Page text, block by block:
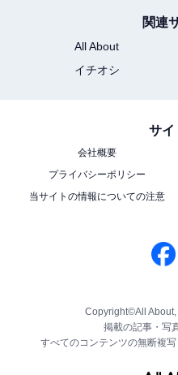
関連
All About
イチオシ
サイ
会社概要
プライバシーポリシー
当サイトの情報についての注意
Copyright©All
掲載の記事・写
すべてのコンテンツの無断複